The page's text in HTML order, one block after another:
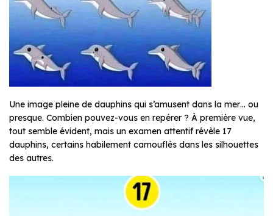
Une image pleine de dauphins qui s’amusent dans la mer… ou
presque. Combien pouvez-vous en repérer ? À première vue,
tout semble évident, mais un examen attentif révèle 17
dauphins, certains habilement camouflés dans les silhouettes
des autres.